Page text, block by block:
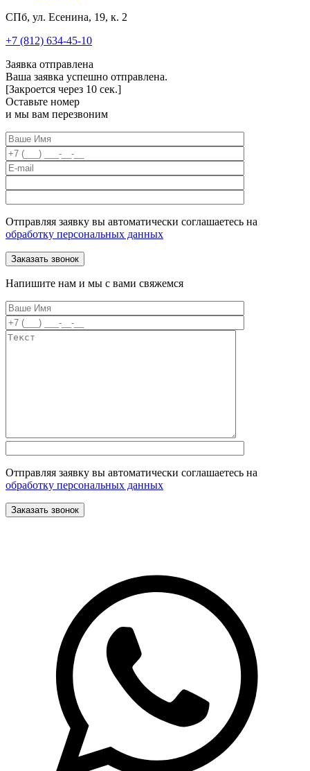
СПб, ул. Есенина, 19, к. 2
+7 (812) 634-45-10
Заявка отправлена
Ваша заявка успешно отправлена.
[Закроется через 10 сек.]
Оставьте номер
и мы вам перезвоним
Отправляя заявку вы автоматически соглашаетесь на
обработку персональных данных
Напишите нам и мы с вами свяжемся
Отправляя заявку вы автоматически соглашаетесь на
обработку персональных данных